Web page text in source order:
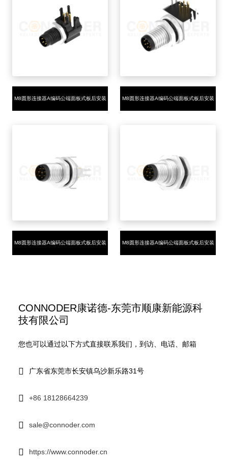
M8圆形连接器A编码公端面板式板后安装 M8圆形连接器A编码公端面板式板后安装
M8圆形连接器A编码公端面板式板后安装 M8圆形连接器A编码公端面板式板后安装
CONNODER康诺德-东莞市顺康新能源科
技有限公司
您也可以通过以下方式直接联系我们，到访、电话、邮箱
广东省东莞市长安镇乌沙新乐路31号
+86 18128664239
sale@connoder.com
https://www.connoder.cn